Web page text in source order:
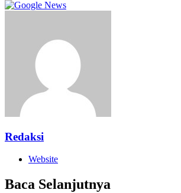
Redaksi
Website
Baca Selanjutnya